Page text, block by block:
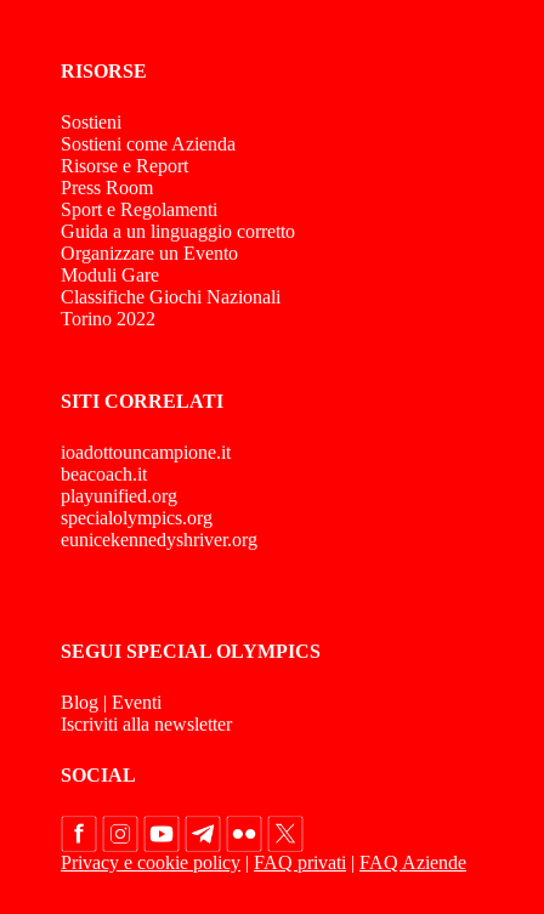
RISORSE
Sostieni
Sostieni come Azienda
Risorse e Report
Press Room
Sport e Regolamenti
Guida a un linguaggio corretto
Organizzare un Evento
Moduli Gare
Classifiche Giochi Nazionali
Torino 2022
SITI CORRELATI
ioadottouncampione.it
beacoach.it
playunified.org
specialolympics.org
eunicekennedyshriver.org
SEGUI SPECIAL OLYMPICS
Blog | Eventi
Iscriviti alla newsletter
SOCIAL
Privacy e cookie policy | FAQ privati | FAQ Aziende